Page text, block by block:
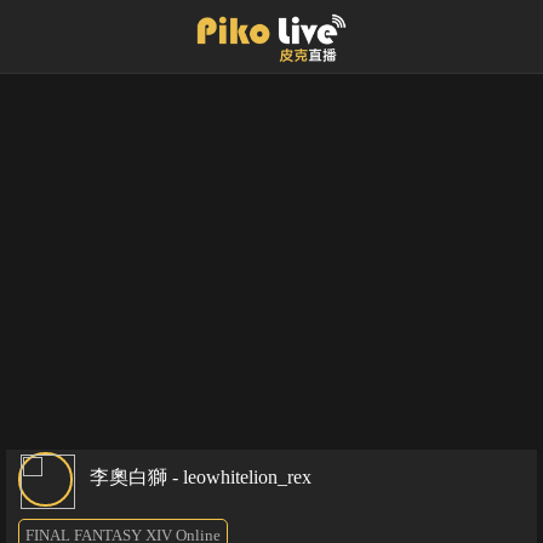
李奧白獅 - leowhitelion_rex
FINAL FANTASY XIV Online